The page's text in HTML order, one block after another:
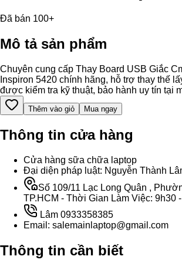
Đã bán 100+
Mô tả sản phẩm
Chuyên cung cấp Thay Board USB Giắc
Inspiron 5420 chính hãng, hỗ trợ thay thế
được kiểm tra kỹ thuật, bảo hành uy tín tại
Thêm vào giỏ Mua ngay
Thông tin cửa hàng
Cửa hàng sữa chữa laptop
Đại diện pháp luật: Nguyễn Thành
Số 109/11 Lạc Long Quân ,
TP.HCM - Thời Gian Làm Việc: 9h30
Lâm 0933358385
Email: salemainlaptop@gmail.com
Thông tin cần biết